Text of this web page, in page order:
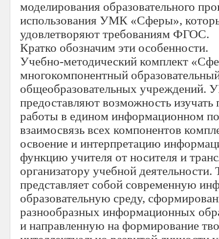
моделирования образовательного
использования УМК «Сферы»,
удовлетворяют требованиям ФГОС.
Кратко обозначим эти особенности.
Учебно-методический комплект
многокомпонентный
общеобразовательных
предоставляют возможность
работы в едином информационном
взаимосвязь всех компонентов
освоение и интерпретацию
функцию учителя от носителя и
организатору учебной
представляет собой современную
образовательную среду,
разнообразных информационных
и направленную на формирование